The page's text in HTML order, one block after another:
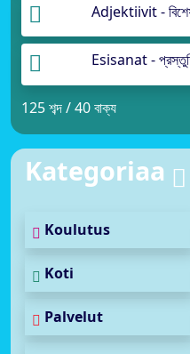
Adjektiivit -
Esisanat -
125 শব্দ / 40 বাক্য
Kategoriaa
Koulutus
Koti
Palvelut